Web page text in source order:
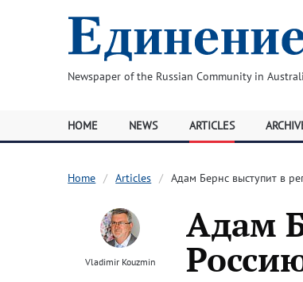
Newspaper of the Russian Community in
HOME NEWS ARTICLES
Home Articles Адам Бернс выступит в
Vladimir Kouzmin
Адам